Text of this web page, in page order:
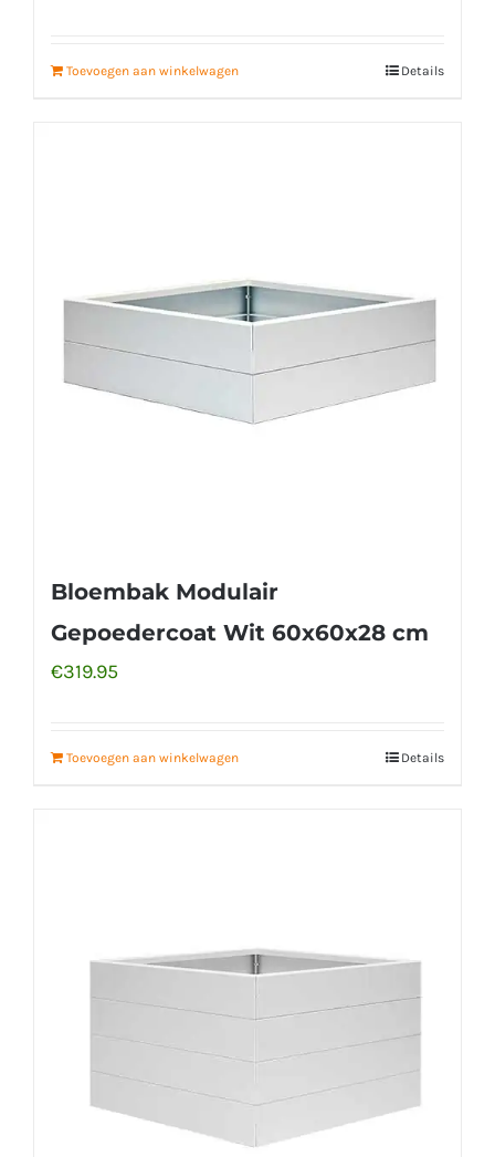
Toevoegen aan winkelwagen Details
Bloembak Modulair
Gepoedercoat Wit 60x60x28 cm
€319.95
Toevoegen aan winkelwagen Details